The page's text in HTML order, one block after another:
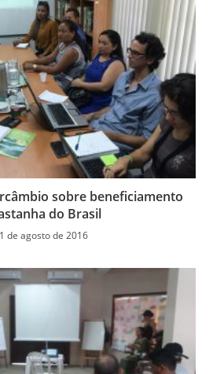
sobre beneficiamento
do Brasil
1 de agosto de 2016